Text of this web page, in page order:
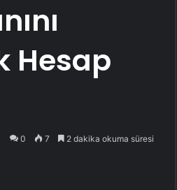
Hesap
0 7 2 dakika okuma süresi